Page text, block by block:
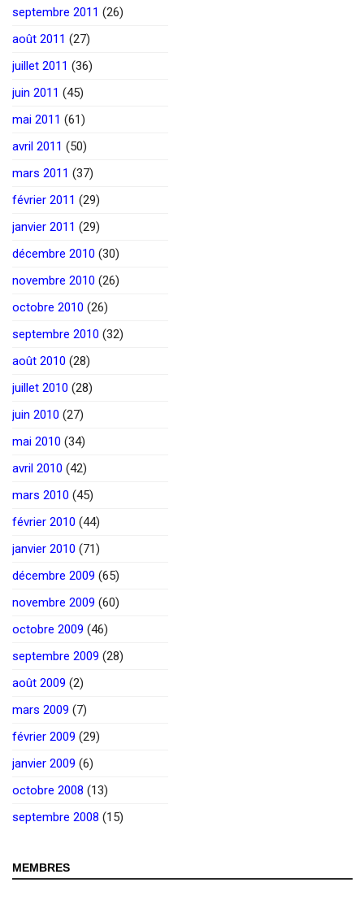
septembre 2011 (26)
août 2011 (27)
juillet 2011 (36)
juin 2011 (45)
mai 2011 (61)
avril 2011 (50)
mars 2011 (37)
février 2011 (29)
janvier 2011 (29)
décembre 2010 (30)
novembre 2010 (26)
octobre 2010 (26)
septembre 2010 (32)
août 2010 (28)
juillet 2010 (28)
juin 2010 (27)
mai 2010 (34)
avril 2010 (42)
mars 2010 (45)
février 2010 (44)
janvier 2010 (71)
décembre 2009 (65)
novembre 2009 (60)
octobre 2009 (46)
septembre 2009 (28)
août 2009 (2)
mars 2009 (7)
février 2009 (29)
janvier 2009 (6)
octobre 2008 (13)
septembre 2008 (15)
MEMBRES